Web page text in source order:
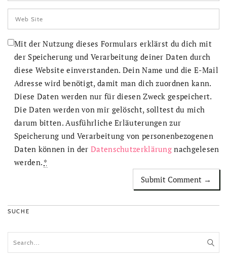
Mit der Nutzung dieses Formulars erklärst du dich mit
der Speicherung und Verarbeitung deiner Daten durch
diese Website einverstanden. Dein Name und die E-Mail
Adresse wird benötigt, damit man dich zuordnen kann.
Diese Daten werden nur für diesen Zweck gespeichert.
Die Daten werden von mir gelöscht, solltest du mich
darum bitten. Ausführliche Erläuterungen zur
Speicherung und Verarbeitung von personenbezogenen
Daten können in derDatenschutzerklärung nachgelesen
werden. *
SUCHE